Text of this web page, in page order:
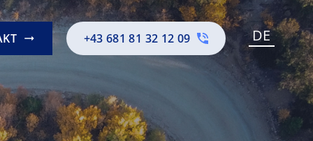
+43 681 81 32 12 09 DE